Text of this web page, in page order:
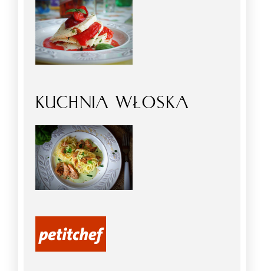
KUCHNIA WŁOSKA